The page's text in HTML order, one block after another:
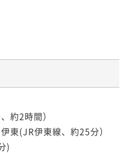
約2時間）
(JR伊東線、約25分）
)